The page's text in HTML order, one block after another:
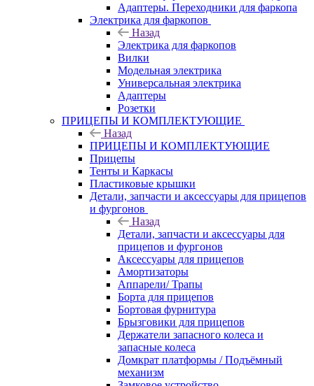
Адаптеры. Переходники для фаркопа
Электрика для фаркопов
Назад
Электрика для фаркопов
Вилки
Модельная электрика
Универсальная электрика
Адаптеры
Розетки
ПРИЦЕПЫ И КОМПЛЕКТУЮЩИЕ
Назад
ПРИЦЕПЫ И КОМПЛЕКТУЮЩИЕ
Прицепы
Тенты и Каркасы
Пластиковые крышки
Детали, запчасти и аксессуары для прицепов
и фургонов
Назад
Детали, запчасти и аксессуары для
прицепов и фургонов
Аксессуары для прицепов
Амортизаторы
Аппарели/ Трапы
Борта для прицепов
Бортовая фурнитура
Брызговики для прицепов
Держатели запасного колеса и
запасные колеса
Домкрат платформы / Подъёмный
механизм